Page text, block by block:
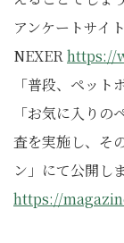
アンケートサイ
NEXERhttps://
「普段、ペッ
「お気に入り
査を実施し、そ
ン」にて公開し
https://